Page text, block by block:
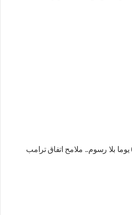
سيطرة إيرانية أوسع و60 يوما بلا رسوم.. ملامح اتفاق ترامب